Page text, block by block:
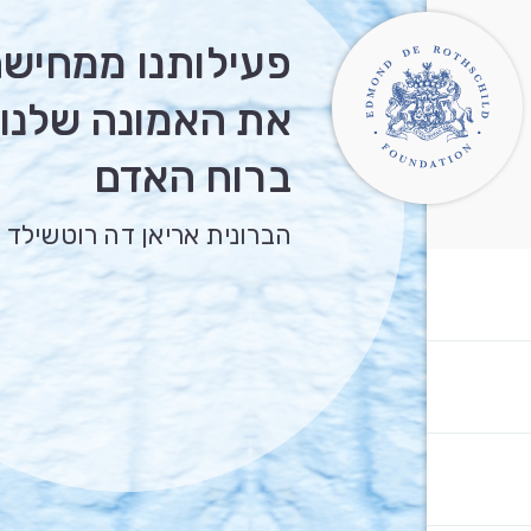
פעילותנו
את האמונה שלנו
ברוח האדם
הברונית אריאן דה רוטשילד